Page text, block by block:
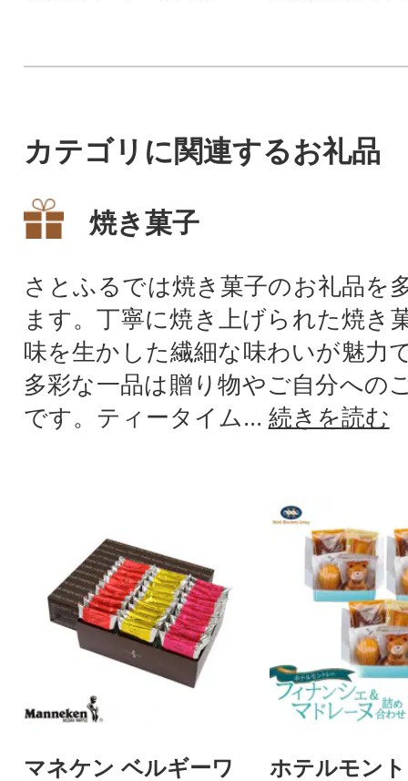
カテゴリに関連するお礼品
焼き菓子
さとふるでは焼き菓子のお礼品を
ます。丁寧に焼き上げられた焼き
味を生かした繊細な味わいが魅力
多彩な一品は贈り物やご自分への
です。ティータイム... 続きを読む
マネケン ベルギーワ
ホテルモン